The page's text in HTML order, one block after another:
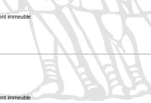
immeuble
immeuble